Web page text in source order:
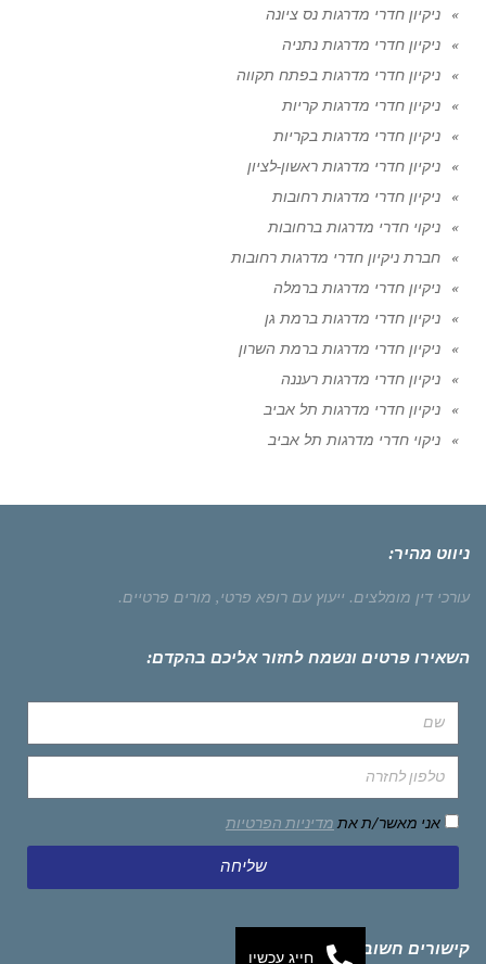
ניקיון חדרי מדרגות נס ציונה
ניקיון חדרי מדרגות נתניה
ניקיון חדרי מדרגות בפתח תקווה
ניקיון חדרי מדרגות קריות
ניקיון חדרי מדרגות בקריות
ניקיון חדרי מדרגות ראשון-לציון
ניקיון חדרי מדרגות רחובות
ניקוי חדרי מדרגות ברחובות
חברת ניקיון חדרי מדרגות רחובות
ניקיון חדרי מדרגות ברמלה
ניקיון חדרי מדרגות ברמת גן
ניקיון חדרי מדרגות ברמת השרון
ניקיון חדרי מדרגות רעננה
ניקיון חדרי מדרגות תל אביב
ניקוי חדרי מדרגות תל אביב
ניווט מהיר:
עורכי דין מומלצים. ייעוץ עם רופא פרטי, מורים פרטיים.
השאירו פרטים ונשמח לחזור אליכם בהקדם:
אני מאשר/ת את מדיניות הפרטיות
שליחה
קישורים חשובים חייג עכשיו